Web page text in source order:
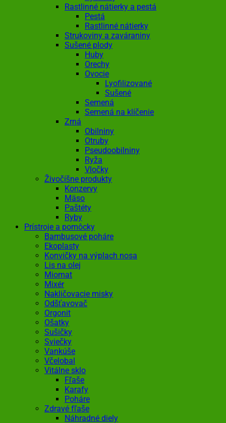
Rastlinné nátierky a pestá
Pestá
Rastlinné nátierky
Strukoviny a zaváraniny
Sušené plody
Huby
Orechy
Ovocie
Lyofilizované
Sušené
Semená
Semená na klíčenie
Zrná
Obilniny
Otruby
Pseudoobilniny
Ryža
Vločky
Živočíšne produkty
Konzervy
Mäso
Paštéty
Ryby
Prístroje a pomôcky
Bambusové poháre
Ekoplasty
Konvičky na výplach nosa
Lis na olej
Miomat
Mixér
Nakličovacie misky
Odšťavovač
Orgonit
Ošatky
Sušičky
Sviečky
Vankúše
Včelobal
Vitálne sklo
Fľaše
Karafy
Poháre
Zdravé fľaše
Náhradné diely